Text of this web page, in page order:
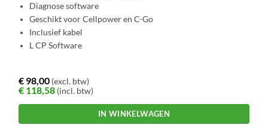
Diagnose software
Geschikt voor Cellpower en C-Go
Inclusief kabel
L CP Software
€ 98,00 (excl. btw)
€ 118,58 (incl. btw)
IN WINKELWAGEN